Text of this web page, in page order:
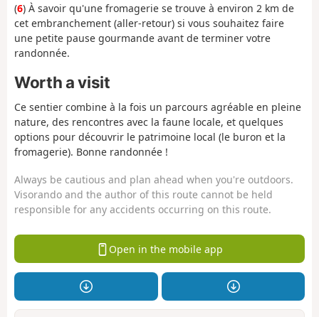
(6) À savoir qu'une fromagerie se trouve à environ 2 km de
cet embranchement (aller-retour) si vous souhaitez faire
une petite pause gourmande avant de terminer votre
randonnée.
Worth a visit
Ce sentier combine à la fois un parcours agréable en pleine
nature, des rencontres avec la faune locale, et quelques
options pour découvrir le patrimoine local (le buron et la
fromagerie). Bonne randonnée !
Always be cautious and plan ahead when you're outdoors.
Visorando and the author of this route cannot be held
responsible for any accidents occurring on this route.
Open in the mobile app